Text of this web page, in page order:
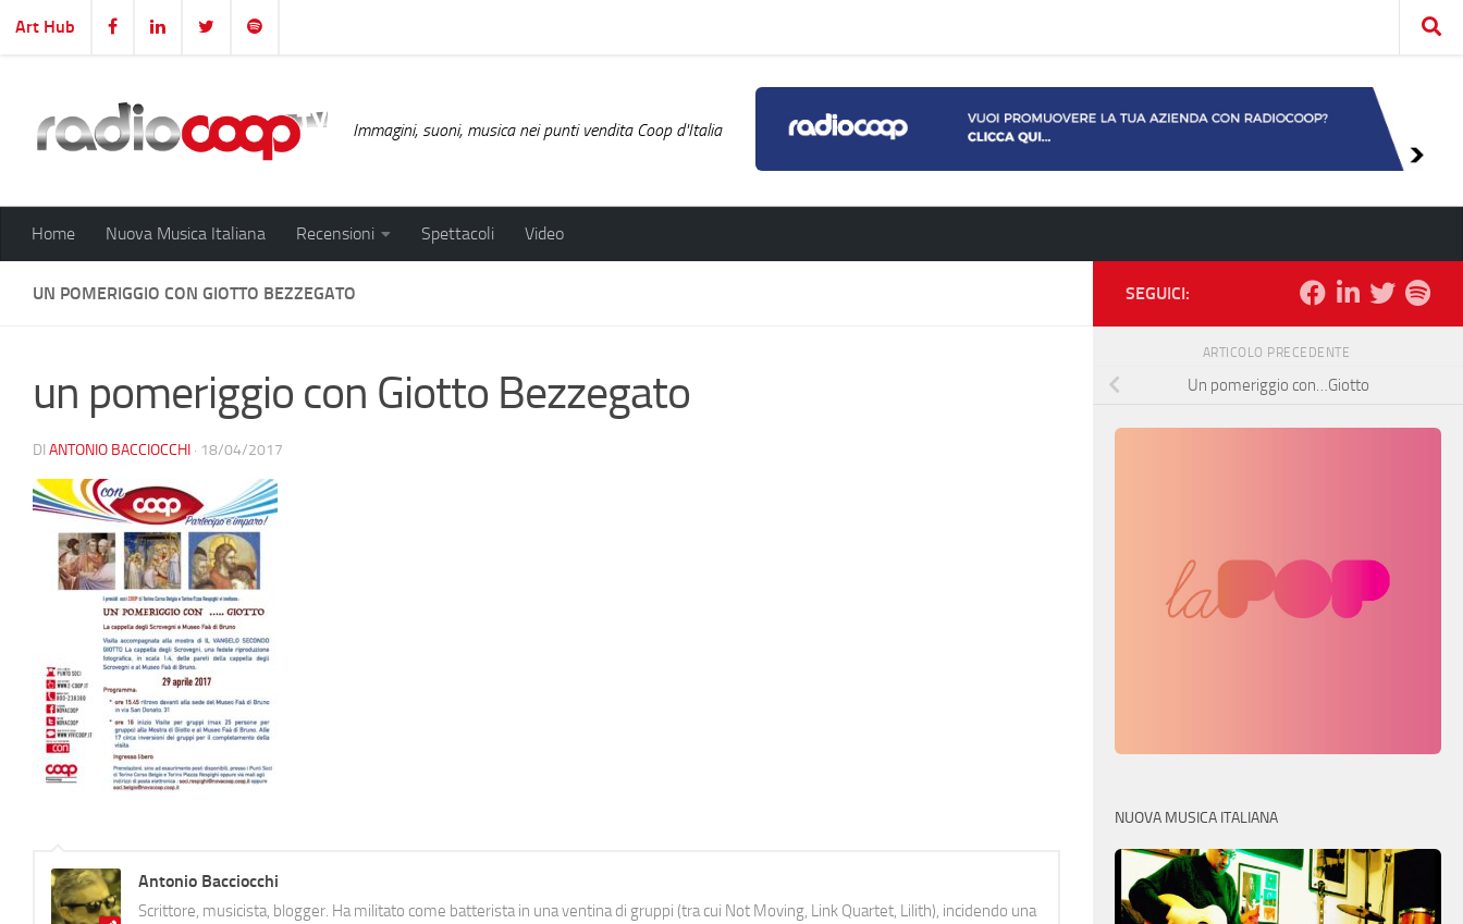
Salta al contenuto
Art Hub
Immagini, suoni, musica nei punti vendita Coop d'Italia
Home Nuova Musica Italiana Recensioni Spettacoli Video
UN POMERIGGIO CON GIOTTO BEZZEGATO
un pomeriggio con Giotto Bezzegato
DI ANTONIO BACCIOCCHI · 18/04/2017
Antonio Bacciocchi
Scrittore, musicista, blogger. Ha militato come batterista in una ventina di gruppi (tra cui Not Moving, Link Quartet, Lilith), incidendo una
SEGUICI:
ARTICOLO PRECEDENTE
Un pomeriggio con…Giotto
NUOVA MUSICA ITALIANA